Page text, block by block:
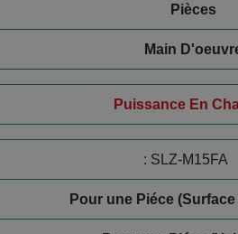
Pièces
Main
Puissance En
: SLZ-M15FA
Pour une Piéce (Surface